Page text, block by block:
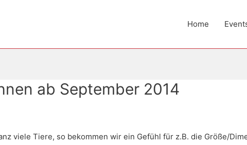
Home
ab September 2014
viele Tiere, so bekommen wir ein Gefühl für z.B. die Größe/